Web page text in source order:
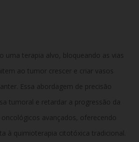
uma terapia alvo, bloqueando as vias
ao tumor crescer e criar vasos
Essa abordagem de precisão
tumoral e retardar a progressão da
avançados, oferecendo
à quimioterapia citotóxica tradicional.